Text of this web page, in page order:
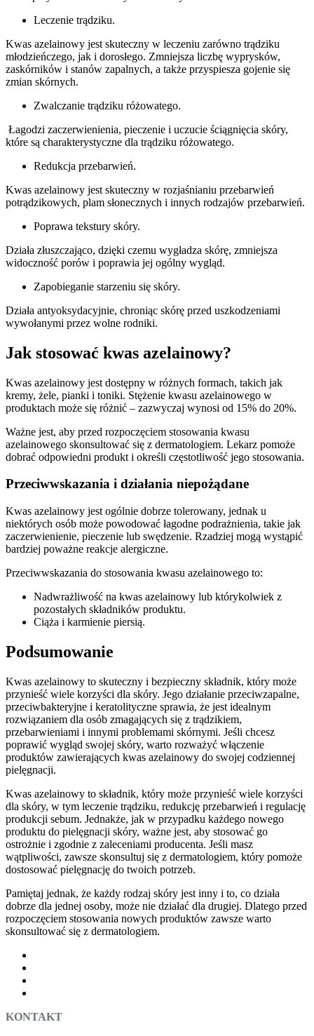
Leczenie trądziku.
Kwas azelainowy jest skuteczny w leczeniu zarówno trądziku
młodzieńczego, jak i dorosłego. Zmniejsza liczbę wyprysków,
zaskórników i stanów zapalnych, a także przyspiesza gojenie się
zmian skórnych.
Zwalczanie trądziku różowatego.
Łagodzi zaczerwienienia, pieczenie i uczucie ściągnięcia skóry,
które są charakterystyczne dla trądziku różowatego.
Redukcja przebarwień.
Kwas azelainowy jest skuteczny w rozjaśnianiu przebarwień
potrądzikowych, plam słonecznych i innych rodzajów przebarwień.
Poprawa tekstury skóry.
Działa złuszczająco, dzięki czemu wygładza skórę, zmniejsza
widoczność porów i poprawia jej ogólny wygląd.
Zapobieganie starzeniu się skóry.
Działa antyoksydacyjnie, chroniąc skórę przed uszkodzeniami
wywołanymi przez wolne rodniki.
Jak stosować kwas azelainowy?
Kwas azelainowy jest dostępny w różnych formach, takich jak
kremy, żele, pianki i toniki. Stężenie kwasu azelainowego w
produktach może się różnić – zazwyczaj wynosi od 15% do 20%.
Ważne jest, aby przed rozpoczęciem stosowania kwasu
azelainowego skonsultować się z dermatologiem. Lekarz pomoże
dobrać odpowiedni produkt i określi częstotliwość jego stosowania.
Przeciwwskazania i działania niepożądane
Kwas azelainowy jest ogólnie dobrze tolerowany, jednak u
niektórych osób może powodować łagodne podrażnienia, takie jak
zaczerwienienie, pieczenie lub swędzenie. Rzadziej mogą wystąpić
bardziej poważne reakcje alergiczne.
Przeciwwskazania do stosowania kwasu azelainowego to:
Nadwrażliwość na kwas azelainowy lub którykolwiek z
pozostałych składników produktu.
Ciąża i karmienie piersią.
Podsumowanie
Kwas azelainowy to skuteczny i bezpieczny składnik, który może
przynieść wiele korzyści dla skóry. Jego działanie przeciwzapalne,
przeciwbakteryjne i keratolityczne sprawia, że jest idealnym
rozwiązaniem dla osób zmagających się z trądzikiem,
przebarwieniami i innymi problemami skórnymi. Jeśli chcesz
poprawić wygląd swojej skóry, warto rozważyć włączenie
produktów zawierających kwas azelainowy do swojej codziennej
pielęgnacji.
Kwas azelainowy to składnik, który może przynieść wiele korzyści
dla skóry, w tym leczenie trądziku, redukcję przebarwień i regulację
produkcji sebum. Jednakże, jak w przypadku każdego nowego
produktu do pielęgnacji skóry, ważne jest, aby stosować go
ostrożnie i zgodnie z zaleceniami producenta. Jeśli masz
wątpliwości, zawsze skonsultuj się z dermatologiem, który pomoże
dostosować pielęgnację do twoich potrzeb.
Pamiętaj jednak, że każdy rodzaj skóry jest inny i to, co działa
dobrze dla jednej osoby, może nie działać dla drugiej. Dlatego przed
rozpoczęciem stosowania nowych produktów zawsze warto
skonsultować się z dermatologiem.
KONTAKT